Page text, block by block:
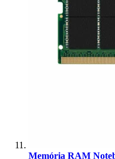
Memória RAM